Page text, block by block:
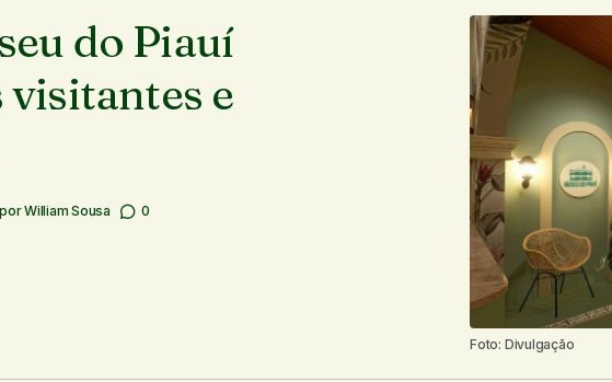
de
Café cultural no Museu do Piauí promete atrair mais
visitantes e dinamizar o espaço
do Piauí
e
porWilliam Sousa 0
Foto: Divulgação